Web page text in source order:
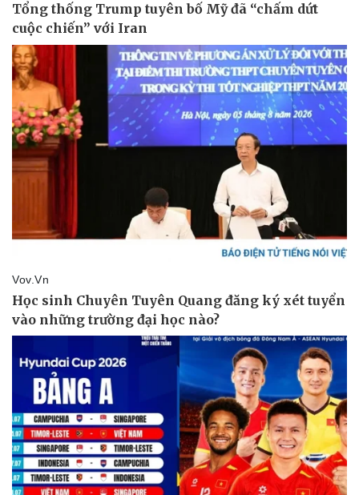
Thể thao
Thế giới thể thao
eSports
Ô tô - Xe máy
Xe máy
Tư vấn